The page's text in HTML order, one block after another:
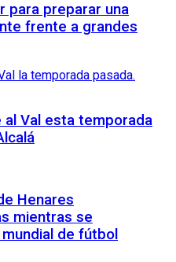
para preparar una
frente a grandes
al Val esta temporada
Henares
mientras se
de fútbol